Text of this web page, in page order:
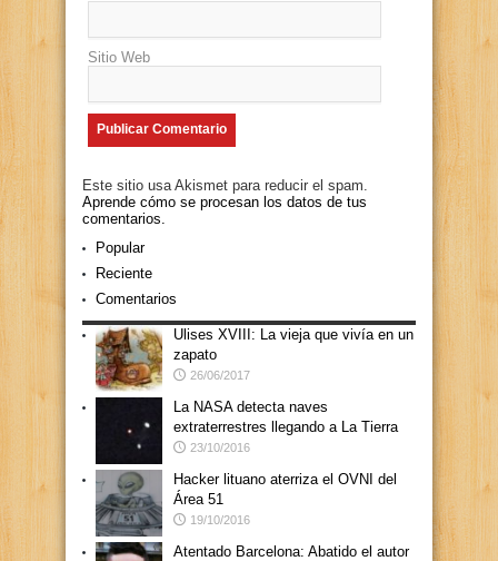
Sitio Web
Este sitio usa Akismet para reducir el spam.
Aprende cómo se procesan los datos de tus
comentarios.
Popular
Reciente
Comentarios
Ulises XVIII: La vieja que vivía en un
zapato
26/06/2017
La NASA detecta naves
extraterrestres llegando a La Tierra
23/10/2016
Hacker lituano aterriza el OVNI del
Área 51
19/10/2016
Atentado Barcelona: Abatido el autor